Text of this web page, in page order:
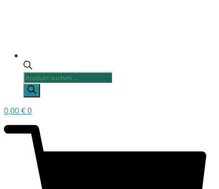
Products
search
0,00€0